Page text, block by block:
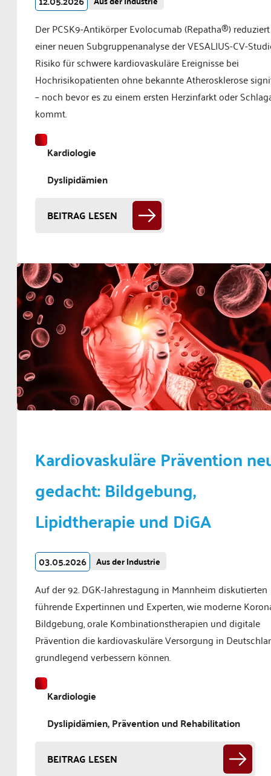
Der PCSK9-Antikörper Evolocumab (Repatha®)
einer neuen Subgruppenanalyse der VESALIUS-CV-
Risiko für schwere kardiovaskuläre Ereignisse bei
Hochrisikopatienten ohne bekannte Atherosklerose
– noch bevor es zu einem ersten Herzinfarkt oder
kommt.
Kardiologie
Dyslipidämien
BEITRAG LESEN
Kardiovaskuläre Prävention
gedacht: Bildgebung,
Lipidtherapie und DiGA
03.05.2026 Aus der Industrie
Auf der 92. DGK-Jahrestagung in Mannheim diskutierten
führende Expertinnen und Experten, wie moderne
Bildgebung, orale Kombinationstherapien und digitale
Prävention die kardiovaskuläre Versorgung in
grundlegend verbessern können.
Kardiologie
Dyslipidämien, Prävention und Rehabilitation
BEITRAG LESEN